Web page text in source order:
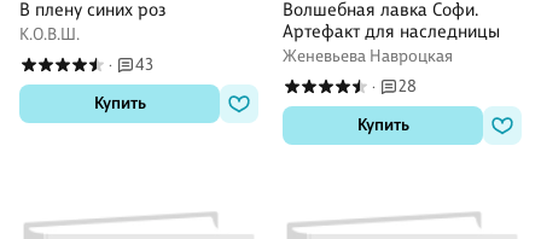
В плену синих роз
К.О.В.Ш.
·
43
Купить
Волшебная лавка Софи.
Артефакт для наследницы
Женевьева Навроцкая
·
28
Купить